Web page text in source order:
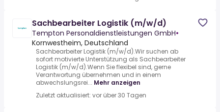
Sachbearbeiter Logistik (m/w/d)
Tempton Personaldienstleistungen GmbH•
Kornwestheim, Deutschland
Sachbearbeiter Logistik (m/w/d).Wir suchen ab
sofort motivierte Unterstützung als Sachbearbeiter
Logistik (m/w/d).Wenn Sie flexibel sind, gerne
Verantwortung übernehmen und in einem
abwechslungsrei... Mehr anzeigen
Zuletzt aktualisiert: vor über 30 Tagen